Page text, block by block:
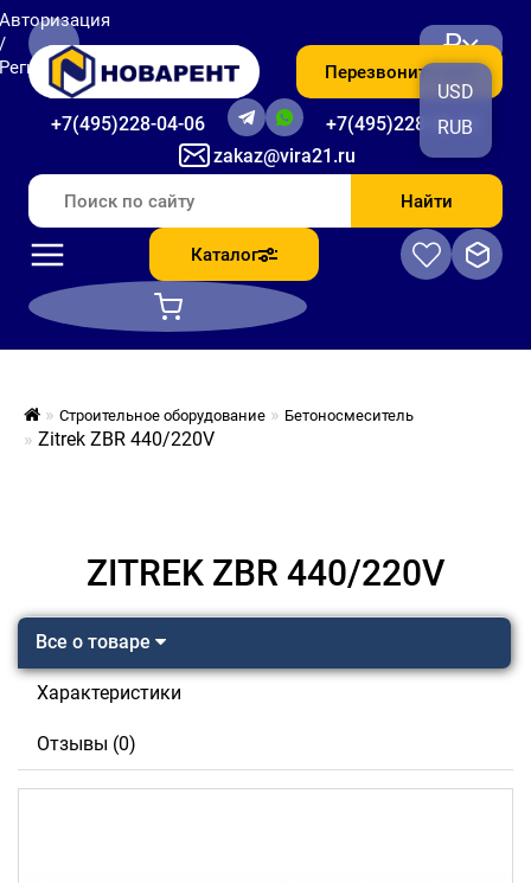
zakaz@vira21.ru
+7(495)228-04-06 +7(495)228-06-56
Перезвоните мне
₽
USD
RUB
Найти
Каталог
Строительное оборудование Бетоносмеситель
Zitrek ZBR 440/220V
ZITREK ZBR 440/220V
Все о товаре
Характеристики
Отзывы (0)